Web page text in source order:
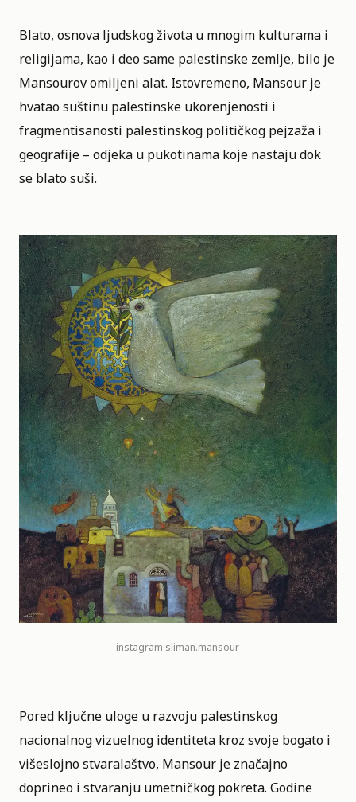
Blato, osnova ljudskog života u mnogim kulturama i
religijama, kao i deo same palestinske zemlje, bilo je
Mansourov omiljeni alat. Istovremeno, Mansour je
hvatao suštinu palestinske ukorenjenosti i
fragmentisanosti palestinskog političkog pejzaža i
geografije – odjeka u pukotinama koje nastaju dok
se blato suši.
instagram sliman.mansour
Pored ključne uloge u razvoju palestinskog
nacionalnog vizuelnog identiteta kroz svoje bogato i
višeslojno stvaralaštvo, Mansour je značajno
doprineo i stvaranju umetničkog pokreta. Godine